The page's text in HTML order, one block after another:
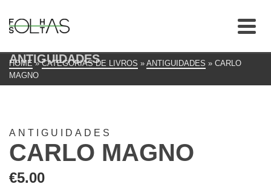
ANTIGUIDADES
HOME » CATEGORIAS DE LIVROS » ANTIGUIDADES » CARLO
MAGNO
ANTIGUIDADES
CARLO MAGNO
€5.00